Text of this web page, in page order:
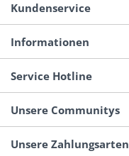
Kundenservice
Informationen
Service Hotline
Unsere Communitys
Unsere Zahlungsarten